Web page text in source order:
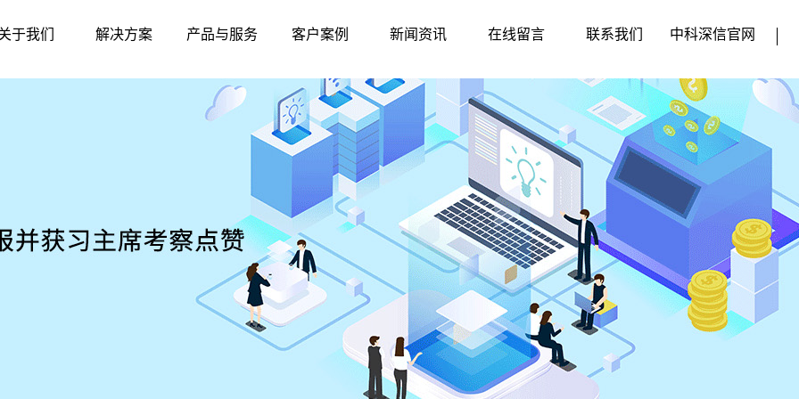
于我们
司简介
解决方案
智慧农贸
产品与服务
硬件中心
软件中心
客户案例
标杆案例
华南地区
东北地区
华东地区
华北地区
西北地区
西南地区
华中地区
新闻资讯
企业动态
行业新闻
媒体动态
在线留言 联系我们 中科深信官网